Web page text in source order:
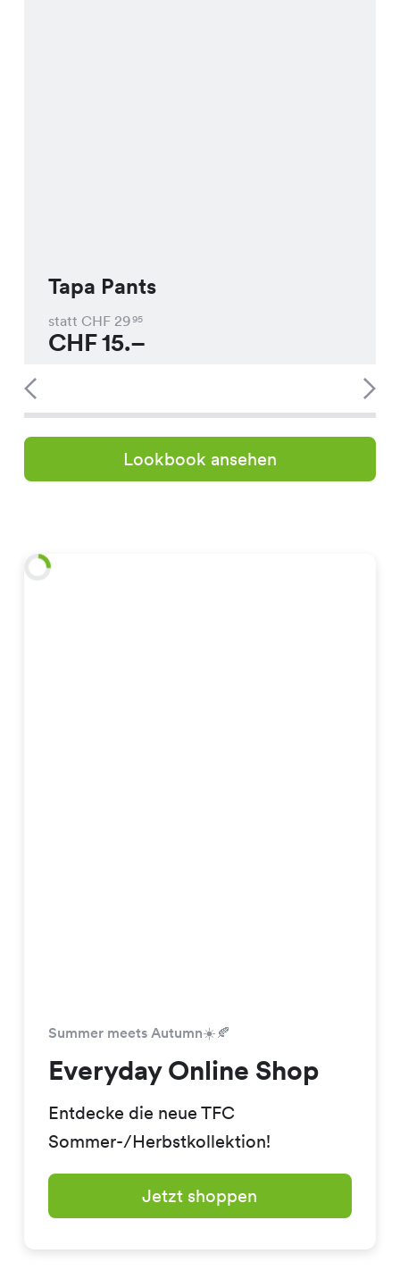
Tapa Pants
statt CHF 2995
CHF15.–
Lookbook ansehen
Summer meets Autumn☀️🍂
Everyday Online Shop
Entdecke die neue TFC
Sommer-/Herbstkollektion!
Jetzt shoppen